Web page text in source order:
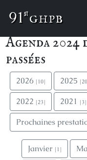
91st
Agenda
passées
2026 [10] 2025
2022 [23] 2021 [3]
Prochaines
Janvier [1]